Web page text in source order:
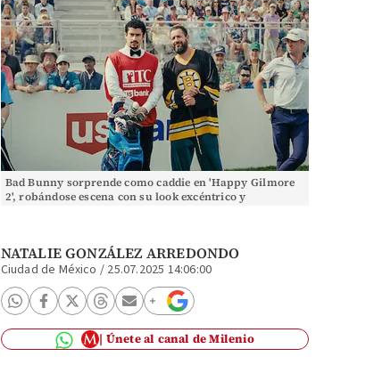
Bad Bunny sorprende como caddie en 'Happy Gilmore
2', robándose escena con su look excéntrico y
NATALIE GONZÁLEZ ARREDONDO
Ciudad de México / 25.07.2025 14:06:00
Únete al canal de Milenio